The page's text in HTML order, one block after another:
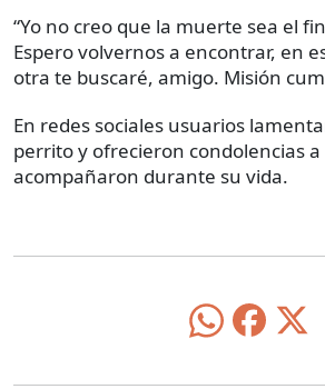
“Yo no creo que la muerte sea el
Espero volvernos a encontrar, en
otra te buscaré, amigo. Misión
En redes sociales usuarios
perrito y ofrecieron condolencias
acompañaron durante su vida.